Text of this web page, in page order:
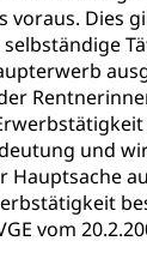
voraus. Dies
und
Hauptsache
vom
&
Förderung
Preisüberwacher,
parallele
nationale